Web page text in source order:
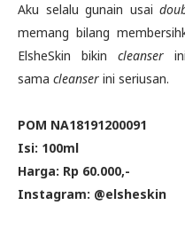
Aku selalu gunain usai
memang bilang
ElsheSkin bikincleanser
sama cleanser ini seriusan.
POM NA18191200091
Isi: 100ml
Harga: Rp 60.000,-
Instagram: @elsheskin